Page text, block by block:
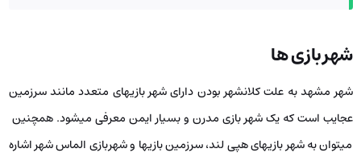
شهر بازی­ ها
شهر مشهد به علت کلانشهر بودن دارای شهر بازی­های متعدد مانند سرزمین
عجایب است که یک شهر بازی مدرن و بسیار ایمن معرفی می­شود. همچنین
می­توان به شهر بازی­های هپی لند، سرزمین بازی­ها و شهربازی الماس شهر اشاره